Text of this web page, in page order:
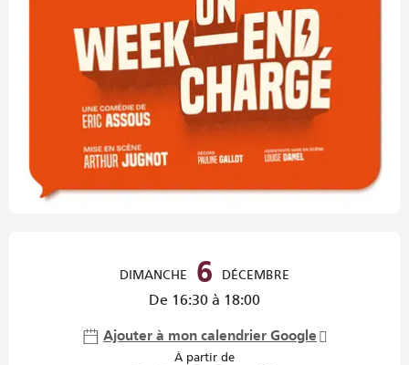
DIMANCHE 6 DÉCEMBRE
De 16:30 à 18:00
Ajouter à mon calendrier Google
À partir de